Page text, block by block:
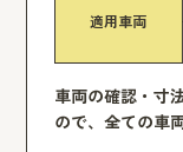
適用車両
車両の確認・寸
ので、全ての車